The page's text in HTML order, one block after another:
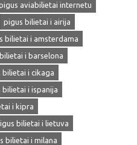
aviabilietai internetu
pigus bilietai i airija
bilietai i amsterdama
i barselona
bilietai i cikaga
bilietai i ispanija
i kipra
bilietai i lietuva
bilietai i milana